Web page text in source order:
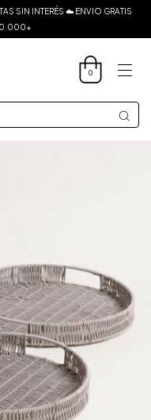
SIN INTERÉS ☁️ ENVIO GRATIS
0